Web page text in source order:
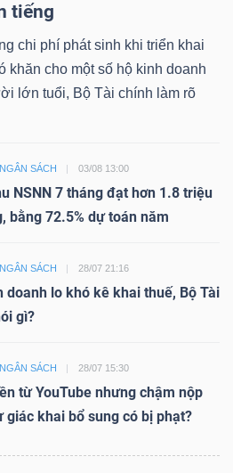
tiếng
chi phí phát sinh khi triển khai
khăn cho một số hộ kinh doanh
lớn tuổi, Bộ Tài chính làm rõ
SÁCH 03/08 13:00
NSNN 7 tháng đạt hơn 1.8 triệu
bằng 72.5% dự toán năm
SÁCH 28/07 21:16
doanh lo khó kê khai thuế, Bộ Tài
gì?
SÁCH 28/07 15:30
từ YouTube nhưng chậm nộp
giác khai bổ sung có bị phạt?